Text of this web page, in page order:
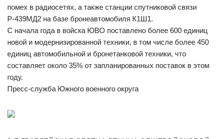
помех в радиосетях, а также станции спутниковой связи
Р-439МД2 на базе бронеавтомобиля К1Ш1.
С начала года в войска ЮВО поставлено более 600 единиц
новой и модернизированной техники, в том числе более 450
единиц автомобильной и бронетанковой техники, что
составляет около 35% от запланированных поставок в этом
году.
Пресс-служба Южного военного округа